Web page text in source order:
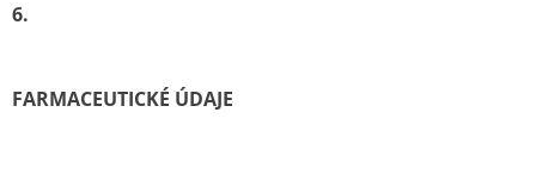
6.
FARMACEUTICKÉ ÚDAJE